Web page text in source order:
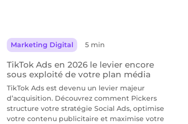
Marketing Digital 5 min
TikTok Ads en 2026 le levier encore
sous exploité de votre plan média
TikTok Ads est devenu un levier majeur
d’acquisition. Découvrez comment Pickers
structure votre stratégie Social Ads, optimise
votre contenu publicitaire et maximise votre